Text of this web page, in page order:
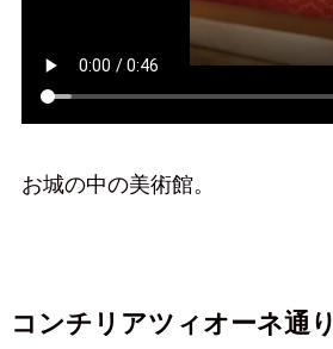
お城の中の美術館。
コンチリアツィオーネ通り